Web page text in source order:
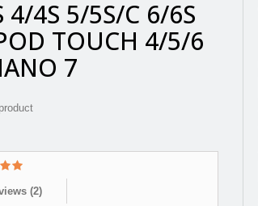
4/4S 5/5S/C 6/6S
TOUCH 4/5/6
7
(2)